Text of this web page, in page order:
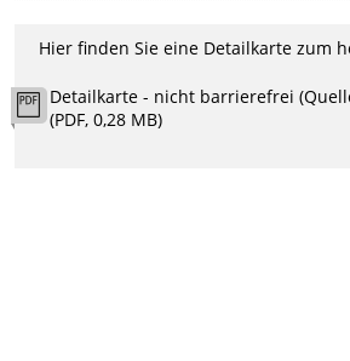
Hier finden Sie eine Detailkarte zum
Detailkarte - nicht barrierefrei
(PDF, 0,28 MB)